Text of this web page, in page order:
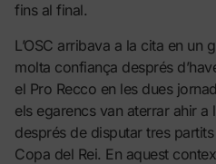
fins al final.
L’OSC arribava a la cita en un
molta confiança després
el Pro Recco en les dues
els egarencs van aterrar ahir a
després de disputar tres
Copa del Rei. En aquest